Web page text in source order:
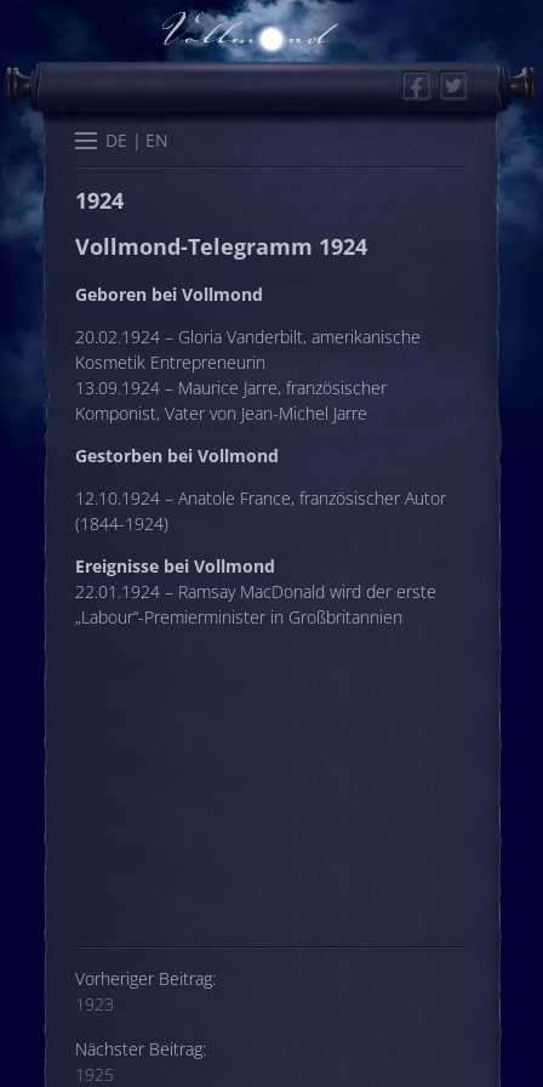
FacebookTwitter
DE EN
Start Kalender Karten
1924
Vollmond-Telegramm 1924
Geboren bei Vollmond
20.02.1924 – Gloria Vanderbilt, amerikanische
Kosmetik Entrepreneurin
13.09.1924 – Maurice Jarre, französischer
Komponist, Vater von Jean-Michel Jarre
Gestorben bei Vollmond
12.10.1924 – Anatole France, französischer Autor
(1844-1924)
Ereignisse bei Vollmond
22.01.1924 – Ramsay MacDonald wird der erste
„Labour“-Premierminister in Großbritannien
Beitrags-Navigation
Vorheriger Beitrag:
1923
Nächster Beitrag:
1925